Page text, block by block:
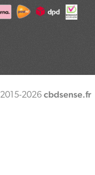
m
t
© 2015-2026 cbdsense.fr